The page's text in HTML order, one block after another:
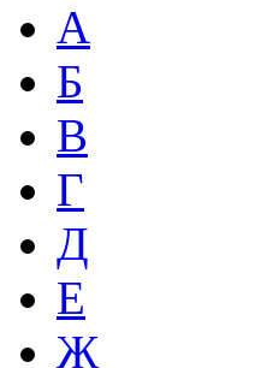
А
Б
В
Г
Д
Е
Ж